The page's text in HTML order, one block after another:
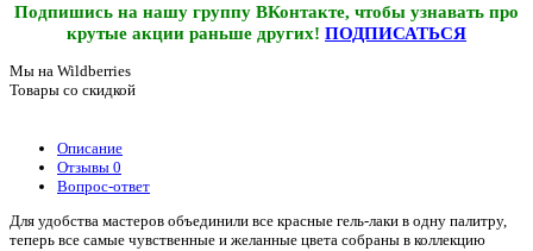
Подпишись на нашу группу ВКонтакте, чтобы узнавать про
крутые акции раньше других! ПОДПИСАТЬСЯ
Мы на Wildberries
Товары со скидкой
Описание
Отзывы 0
Вопрос-ответ
Для удобства мастеров объединили все красные гель-лаки в одну палитру,
теперь все самые чувственные и желанные цвета собраны в коллекцию